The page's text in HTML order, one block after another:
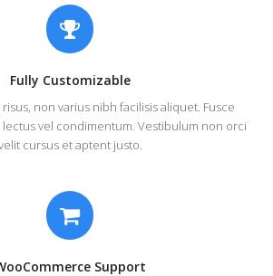
Fully Customizable
non varius nibh facilisis aliquet. Fusce
vel condimentum. Vestibulum non orci
cursus et aptent justo.
Support